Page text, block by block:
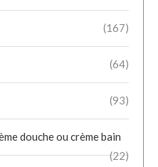
(167)
(64)
(93)
douche ou crème bain
(22)